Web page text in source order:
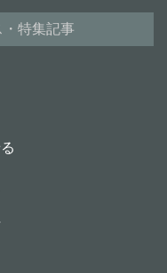
特集記事